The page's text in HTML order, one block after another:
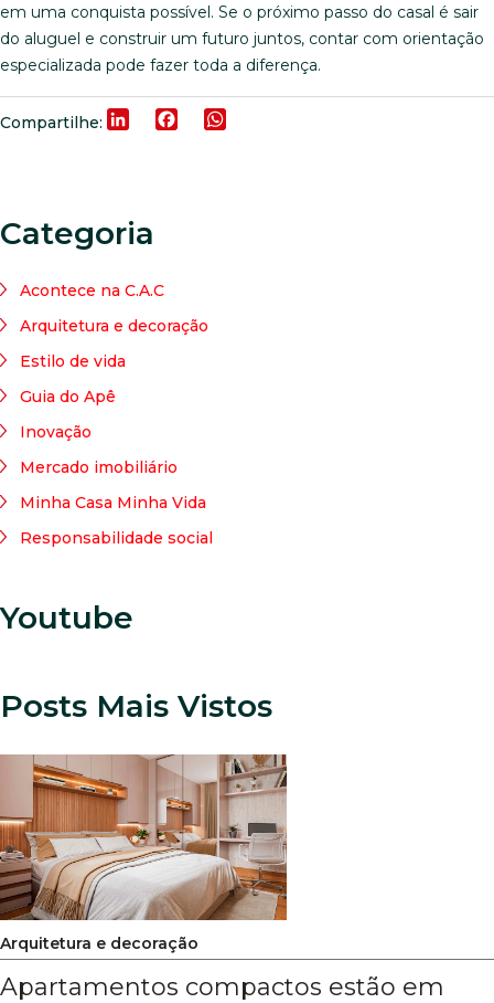
em uma conquista possível. Se o próximo passo do casal é sair
do aluguel e construir um futuro juntos, contar com orientação
especializada pode fazer toda a diferença.
Compartilhe: LinkedInFacebook
Categoria
Acontece na C.A.C
Arquitetura e decoração
Estilo de vida
Guia do Apê
Inovação
Mercado imobiliário
Minha Casa Minha Vida
Responsabilidade social
Youtube
Posts Mais Vistos
Arquitetura e decoração
Apartamentos compactos estão em